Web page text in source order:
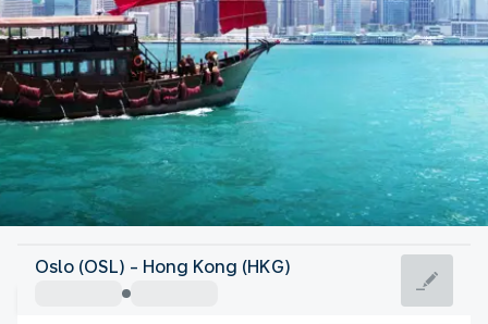
Hong Kong
Hong Kong
Oslo (OSL) - Hong Kong (HKG)